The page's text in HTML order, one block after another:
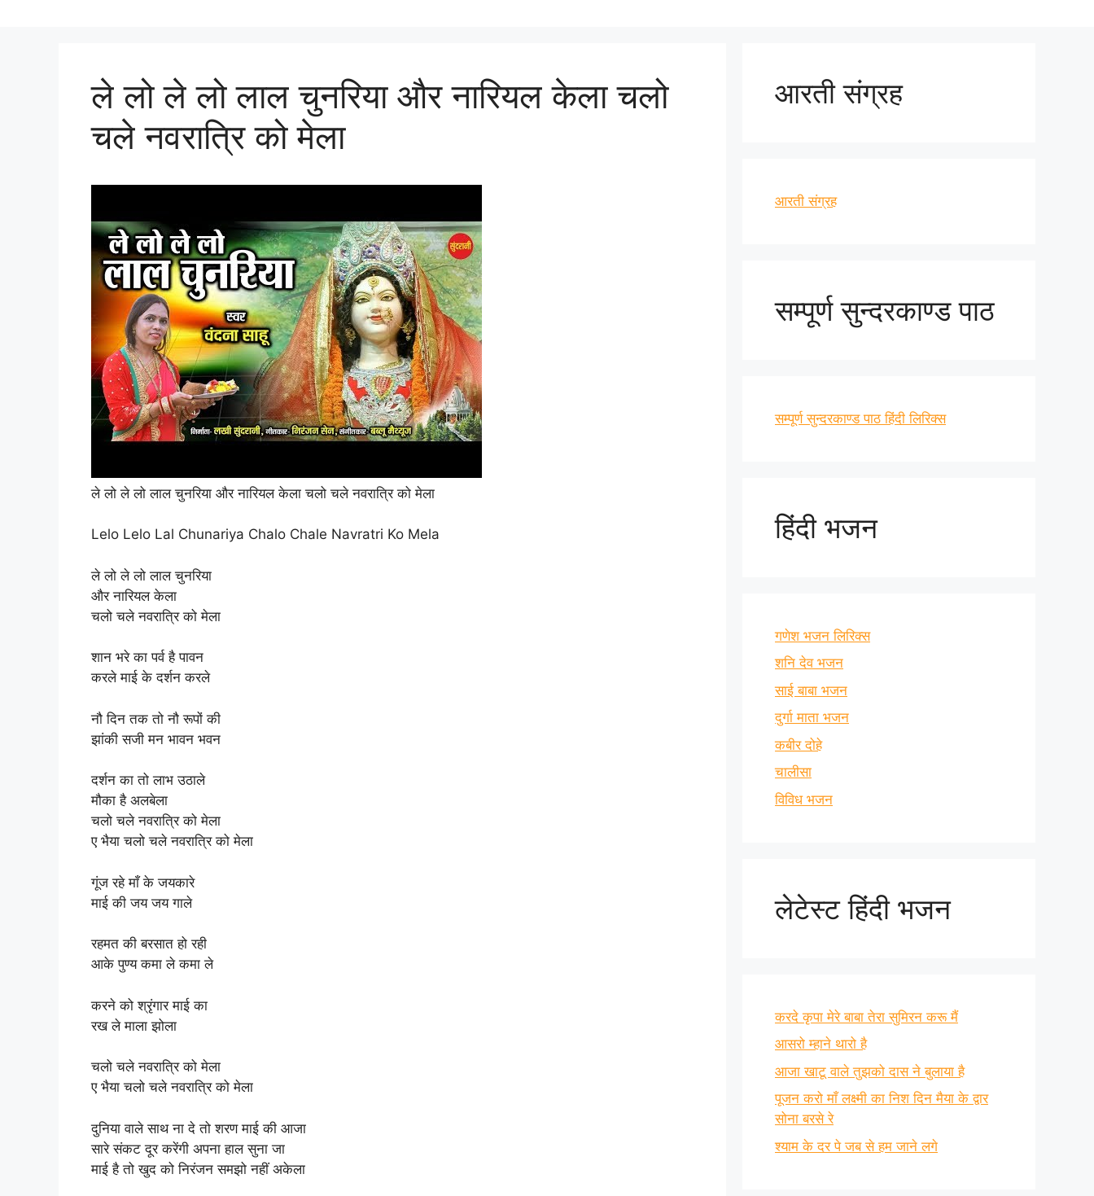
ले लो ले लो लाल चुनरिया और नारियल केला चलो
चले नवरात्रि को मेला
ले लो ले लो लाल चुनरिया और नारियल केला चलो चले नवरात्रि को मेला
Lelo Lelo Lal Chunariya Chalo Chale Navratri Ko Mela
ले लो ले लो लाल चुनरिया
और नारियल केला
चलो चले नवरात्रि को मेला
शान भरे का पर्व है पावन
करले माई के दर्शन करले
नौ दिन तक तो नौ रूपों की
झांकी सजी मन भावन भवन
दर्शन का तो लाभ उठाले
मौका है अलबेला
चलो चले नवरात्रि को मेला
ए भैया चलो चले नवरात्रि को मेला
गूंज रहे माँ के जयकारे
माई की जय जय गाले
रहमत की बरसात हो रही
आके पुण्य कमा ले कमा ले
करने को श्रृंगार माई का
रख ले माला झोला
चलो चले नवरात्रि को मेला
ए भैया चलो चले नवरात्रि को मेला
दुनिया वाले साथ ना दे तो शरण माई की आजा
सारे संकट दूर करेंगी अपना हाल सुना जा
माई है तो खुद को निरंजन समझो नहीं अकेला
आरती संग्रह
आरती संग्रह
सम्पूर्ण सुन्दरकाण्ड पाठ
सम्पूर्ण सुन्दरकाण्ड पाठ हिंदी लिरिक्स
हिंदी भजन
गणेश भजन लिरिक्स
शनि देव भजन
साई बाबा भजन
दुर्गा माता भजन
कबीर दोहे
चालीसा
विविध भजन
लेटेस्ट हिंदी भजन
करदे कृपा मेरे बाबा तेरा सुमिरन करू मैं
आसरो म्हाने थारो है
आजा खाटू वाले तुझको दास ने बुलाया है
पूजन करो माँ लक्ष्मी का निश दिन मैया के द्वार
सोना बरसे रे
श्याम के दर पे जब से हम जाने लगे